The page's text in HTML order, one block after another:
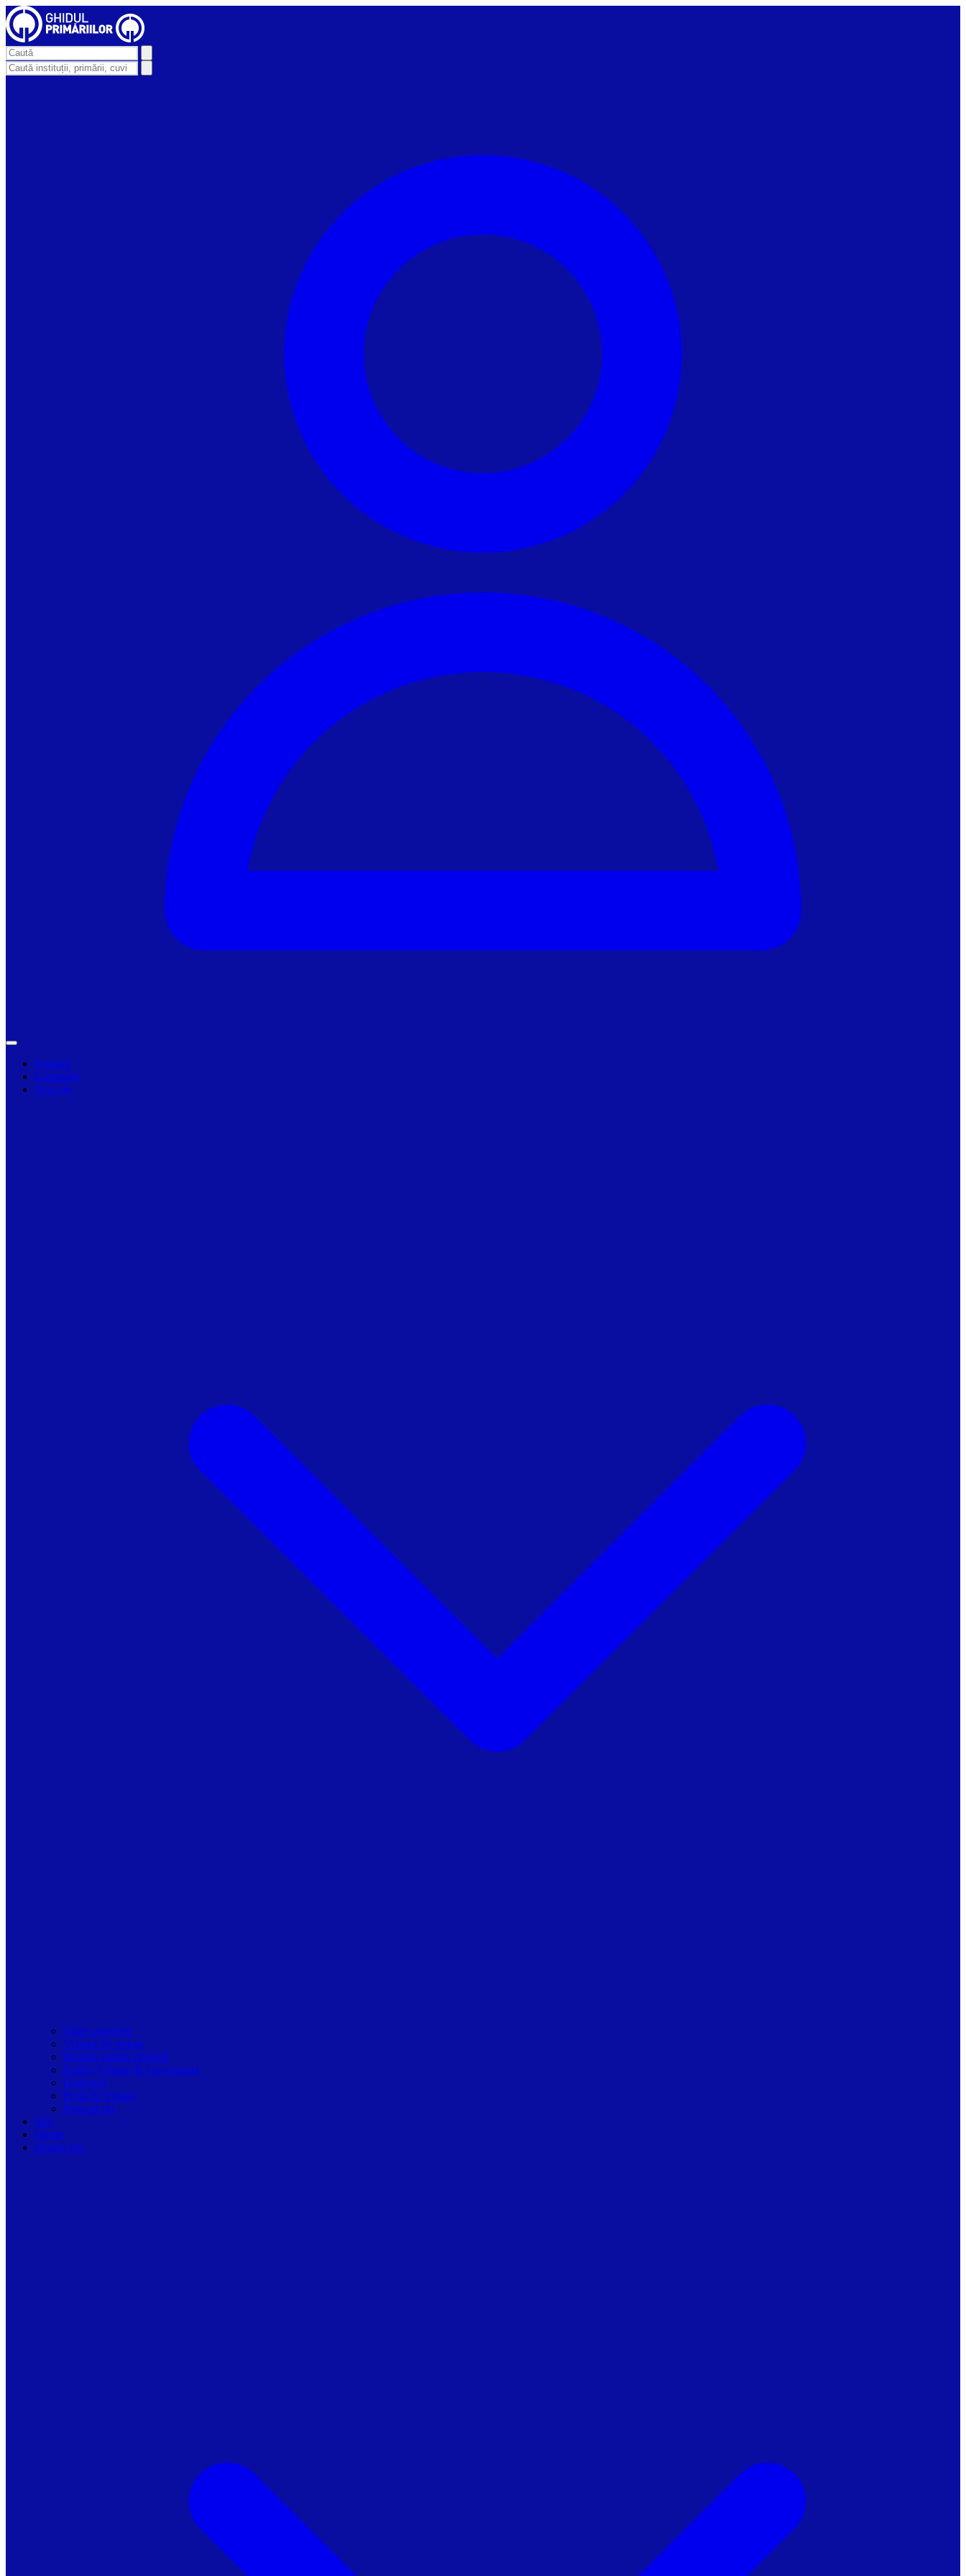
Primarii
Companii
Articole
Toate articolele
Viziune de primar
Resurse pentru primarii
Politici Urbane & Guvernanta
Dialoguri
Profil de Primar
Podcast-uri
Stiri
Oferte
Despre noi